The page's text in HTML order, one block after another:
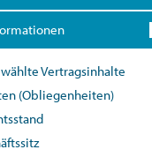
Vertragsinhalte
(Obliegenheiten)